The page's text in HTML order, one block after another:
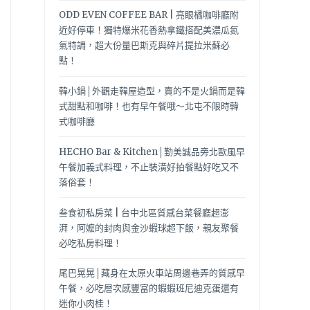
ODD EVEN COFFEE BAR | 亮眼橘咖啡廳附
近好停車！獨特爆米花香熱拿鐵搭配美濃瓜氮
氣特調，超大份量巴斯克與碎片提拉米蘇必
點！
韓小鍋│外觀走韓屋造型，賣的不是火鍋而是韓
式甜點和咖啡！也有早午餐哦～北屯不限時韓
式咖啡廳
HECHO Bar & Kitchen│勤美誠品旁北歐風早
午餐加義式料理，不止裝潢好拍餐點好吃又不
落俗套！
叁食初私房菜 | 台中北區質感台菜餐廳超澎
湃，阿嬤的封肉與金沙蝦球超下飯，親友聚餐
必吃私房料理！
尾巴晃晃│藏身在太原火車站周邊巷弄的質感早
午餐，必吃層次感豐富的蝦蝦班尼迪克蛋還有
迷你小肉桂！